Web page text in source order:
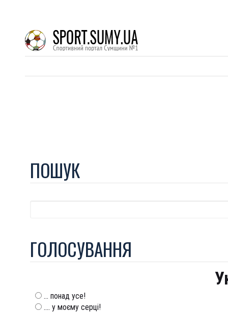
ПОШУК
ГОЛОСУВАННЯ
... понад усе!
.... у моєму серці!